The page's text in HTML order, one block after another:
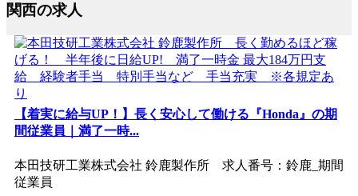
関西の求人
【着実に給与UP！】長く安心して働ける『Honda』の期
間従業員｜満了一時...
本田技研工業株式会社 鈴鹿製作所 求人番号：鈴鹿_期間
従業員